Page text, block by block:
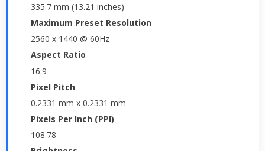
335.7 mm (13.21 inches)
Maximum Preset Resolution
2560 x 1440 @ 60Hz
Aspect Ratio
16:9
Pixel Pitch
0.2331 mm x 0.2331 mm
Pixels Per Inch (PPI)
108.78